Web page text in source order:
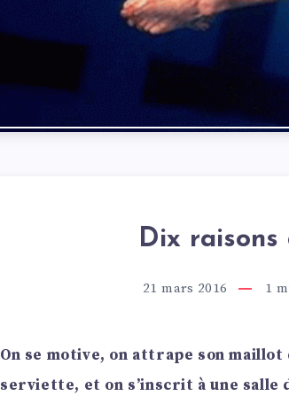
Dix raisons
21 mars 2016 1
On se motive, on attrape son maillot
serviette, et on s’inscrit à une salle